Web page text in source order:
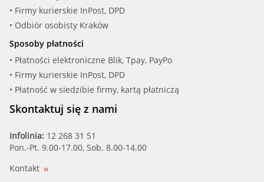
INDELDIS (29.14.054)
KW (580 428)
MAHLE (TI 20 95)
MEATDORIA (92350)
METZGER (4006035)
• Firmy kurierskie InPost, DPD
• Odbiór osobisty Kraków
Sposoby płatności
• Płatności elektroniczne Blik, Tpay, PayPo
• Firmy kurierskie InPost, DPD
• Płatność w siedzibie firmy, kartą płatniczą
Skontaktuj się z nami
Infolinia: 12 268 31 51
Pon.-Pt. 9.00-17.00, Sob. 8.00-14.00
Kontakt